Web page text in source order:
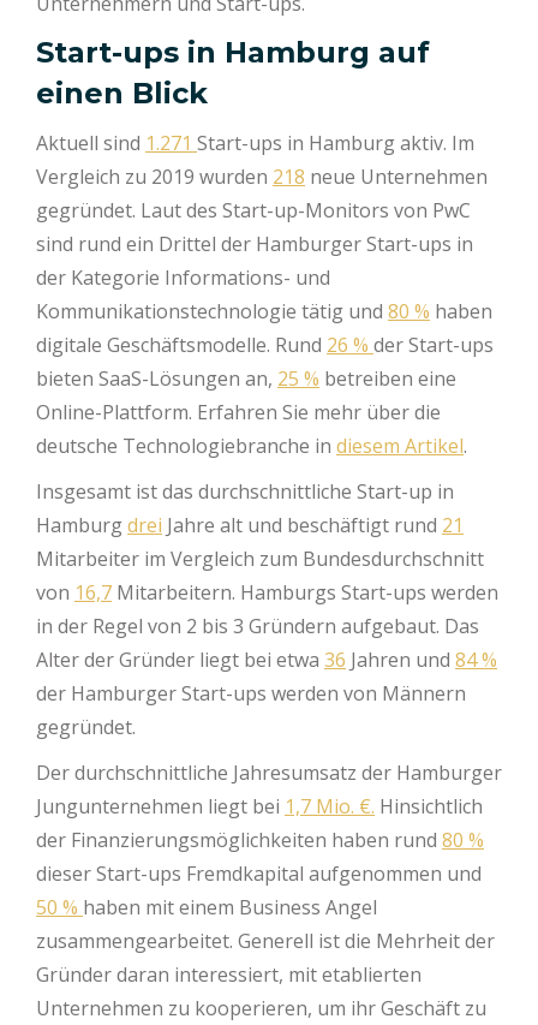
Start-ups in Hamburg auf
einen Blick
Aktuell sind 1.271 Start-ups in Hamburg aktiv. Im
Vergleich zu 2019 wurden 218 neue Unternehmen
gegründet. Laut des Start-up-Monitors von PwC
sind rund ein Drittel der Hamburger Start-ups in
der Kategorie Informations- und
Kommunikationstechnologie tätig und 80 % haben
digitale Geschäftsmodelle. Rund 26 % der Start-ups
bieten SaaS-Lösungen an, 25 % betreiben eine
Online-Plattform. Erfahren Sie mehr über die
deutsche Technologiebranche in diesem Artikel.
Insgesamt ist das durchschnittliche Start-up in
Hamburgdrei Jahre alt und beschäftigt rund 21
Mitarbeiter im Vergleich zum Bundesdurchschnitt
von 16,7 Mitarbeitern. Hamburgs Start-ups werden
in der Regel von 2 bis 3 Gründern aufgebaut. Das
Alter der Gründer liegt bei etwa 36 Jahren und 84 %
der Hamburger Start-ups werden von Männern
gegründet.
Der durchschnittliche Jahresumsatz der Hamburger
Jungunternehmen liegt bei 1,7 Mio. €. Hinsichtlich
der Finanzierungsmöglichkeiten haben rund 80 %
dieser Start-ups Fremdkapital aufgenommen und
50 % haben mit einem Business Angel
zusammengearbeitet. Generell ist die Mehrheit der
Gründer daran interessiert, mit etablierten
Unternehmen zu kooperieren, um ihr Geschäft zu